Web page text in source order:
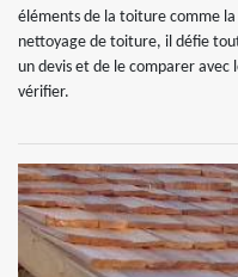
éléments de la toiture comme
nettoyage de toiture, il défie
un devis et de le comparer avec
vérifier.